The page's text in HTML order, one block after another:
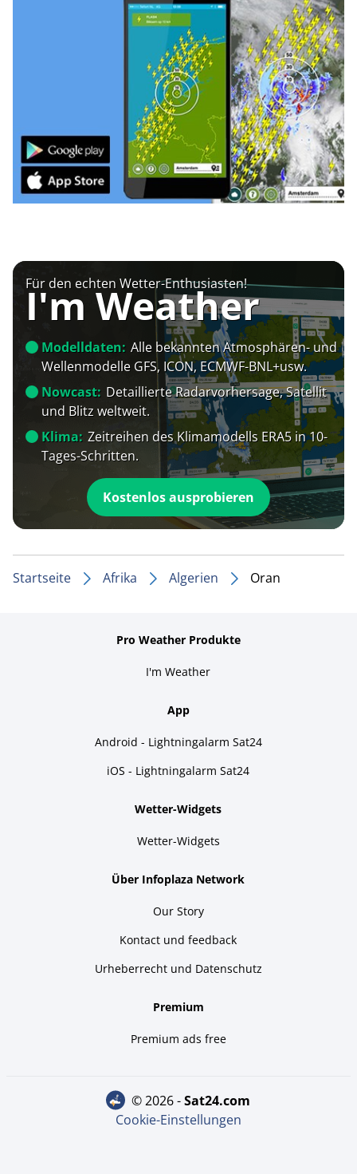
Für den echten Wetter-Enthusiasten!
I'm Weather
Modelldaten: Alle bekannten Atmosphären- und
Wellenmodelle GFS, ICON, ECMWF-BNL+usw.
Nowcast: Detaillierte Radarvorhersage, Satellit
und Blitz weltweit.
Klima: Zeitreihen des Klimamodells ERA5 in 10-
Tages-Schritten.
Kostenlos ausprobieren
Startseite Afrika Algerien Oran
Pro Weather Produkte
I'm Weather
App
Android - Lightningalarm Sat24
iOS - Lightningalarm Sat24
Wetter-Widgets
Wetter-Widgets
Über Infoplaza Network
Our Story
Kontact und feedback
Urheberrecht und Datenschutz
Premium
Premium ads free
© 2026 - sat24.com
Cookie-Einstellungen